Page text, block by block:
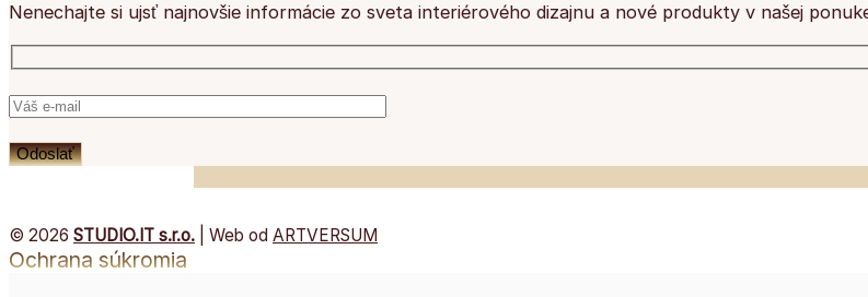
Nenechajte si ujsť najnovšie informácie zo sveta interiérového dizajnu a nové produkty v našej
© 2026 STUDIO.IT s.r.o. | Web od ARTVERSUM
Ochrana súkromia